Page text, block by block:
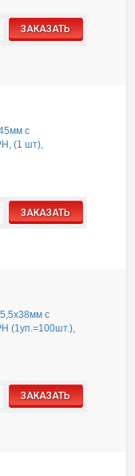
ЗАКАЗАТЬ
с
(1 шт),
ЗАКАЗАТЬ
с
(1уп.=100шт.),
ЗАКАЗАТЬ